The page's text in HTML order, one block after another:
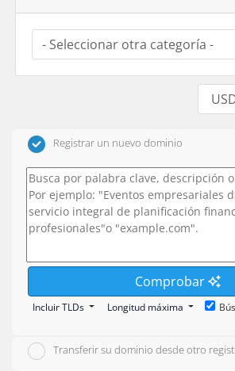
Registrar un nuevo dominio
Comprobar
Incluir TLDs Longitud máxima
Transferir su dominio desde otro